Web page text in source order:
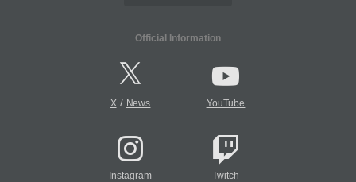
Official Information
X/ News YouTube
Instagram Twitch